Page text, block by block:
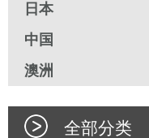
日本
中国
澳洲
全部分类